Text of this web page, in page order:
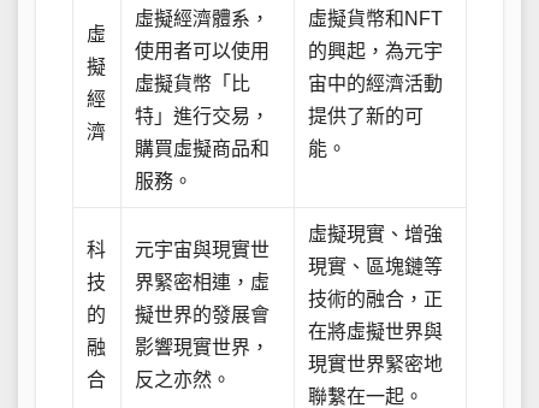
虛
擬
經
濟
虛擬經濟體系，
使用者可以使用
虛擬貨幣「比
特」進行交易，
購買虛擬商品和
服務。
虛擬貨幣和NFT
的興起，為元宇
宙中的經濟活動
提供了新的可
能。
科
技
的
融
合
元宇宙與現實世
界緊密相連，虛
擬世界的發展會
影響現實世界，
反之亦然。
虛擬現實、增強
現實、區塊鏈等
技術的融合，正
在將虛擬世界與
現實世界緊密地
聯繫在一起。